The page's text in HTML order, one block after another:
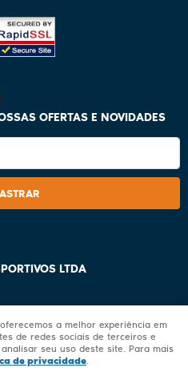
OFERTAS E NOVIDADES
LTDA
a melhor experiência em
de redes sociais de terceiros e
seu uso deste site. Para mais
de privacidade.